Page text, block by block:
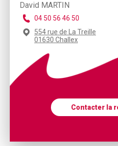
David MARTIN
04 50 56 46 50
554 rue de La Treille
01630 Challex
Contacter la